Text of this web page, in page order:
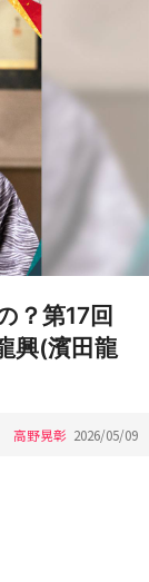
？第17回
興(濱田龍
高野晃彰 2026/05/09